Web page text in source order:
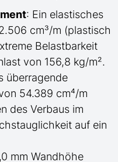
: Ein elastisches
cm³/m (plastisch
Belastbarkeit
von 156,8 kg/m².
überragende
54.389 cm⁴/m
des Verbaus im
auf ein
mm Wandhöhe